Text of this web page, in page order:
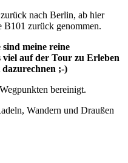
nach Berlin, ab hier
B101 zurück genommen.
meine reine
viel auf der Tour zu Erleben
;-)
bereinigt.
Wandern und Draußen